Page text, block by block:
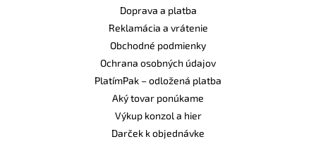
Doprava a platba
Reklamácia a vrátenie
Obchodné podmienky
Ochrana osobných údajov
PlatímPak – odložená platba
Aký tovar ponúkame
Výkup konzol a hier
Darček k objednávke